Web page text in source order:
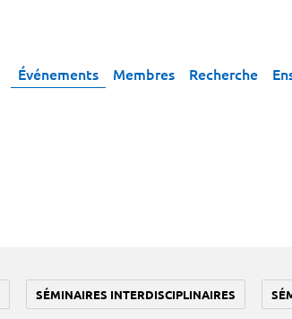
Événements Membres Recherche
SÉMINAIRES INTERDISCIPLINAIRES